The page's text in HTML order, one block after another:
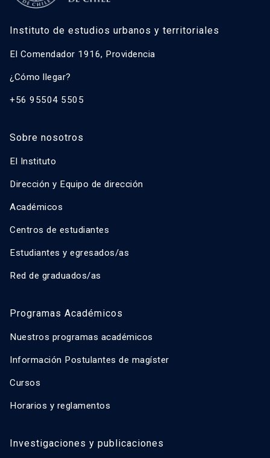
Instituto de estudios urbanos y territoriales
El Comendador 1916, Providencia
¿Cómo llegar?
+56 95504 5505
Sobre nosotros
El Instituto
Dirección y Equipo de dirección
Académicos
Centros de estudiantes
Estudiantes y egresados/as
Red de graduados/as
Programas Académicos
Nuestros programas académicos
Información Postulantes de magíster
Cursos
Horarios y reglamentos
Investigaciones y publicaciones